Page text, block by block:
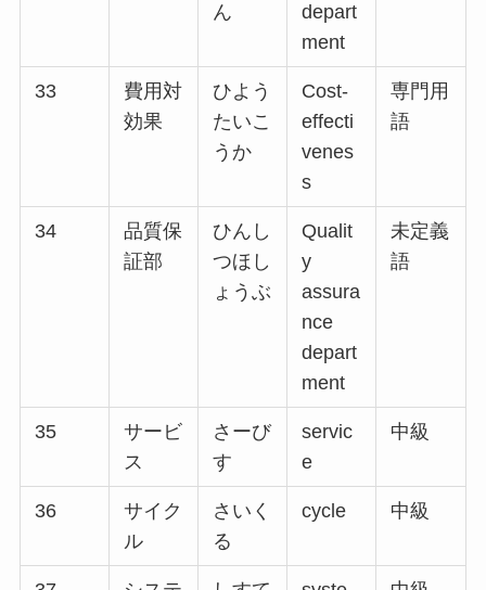
ん
depart
ment
33
費用対
効果
ひよう
たいこ
うか
Cost-
effecti
venes
s
専門用
語
34
品質保
証部
ひんし
つほし
ょうぶ
Qualit
y
assura
nce
depart
ment
未定義
語
35
サービ
ス
さーび
す
servic
e
中級
36
サイク
ル
さいく
る
cycle 中級